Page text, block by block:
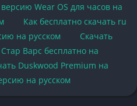
Wear OS для часов на
Как бесплатно скачать ru
на русском
Скачать
Варс бесплатно на
Duskwood Premium на
на русском